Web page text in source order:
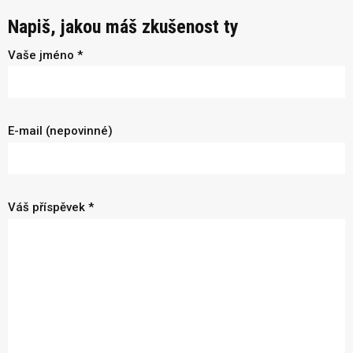
Napiš, jakou máš zkušenost ty
Vaše jméno *
E-mail (nepovinné)
Váš příspěvek *